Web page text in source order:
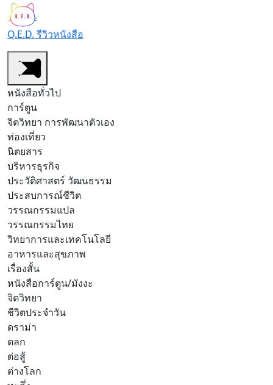
Q.E.D. รีวิวหนังสือ
หนังสือทั่วไป
การ์ตูน
จิตวิทยา การพัฒนาตัวเอง
ท่องเที่ยว
นิตยสาร
บริหารธุรกิจ
ประวัติศาสตร์ วัฒนธรรม
ประสบการณ์ชีวิต
วรรณกรรมแปล
วรรณกรรมไทย
วิทยาการและเทคโนโลยี
อาหารและสุขภาพ
เรื่องสั้น
หนังสือการ์ตูน/มังงะ
จิตวิทยา
ชีวิตประจำวัน
ดราม่า
ตลก
ต่อสู้
ต่างโลก